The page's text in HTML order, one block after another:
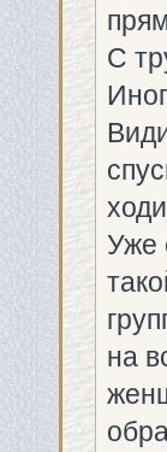
С
Уже
на